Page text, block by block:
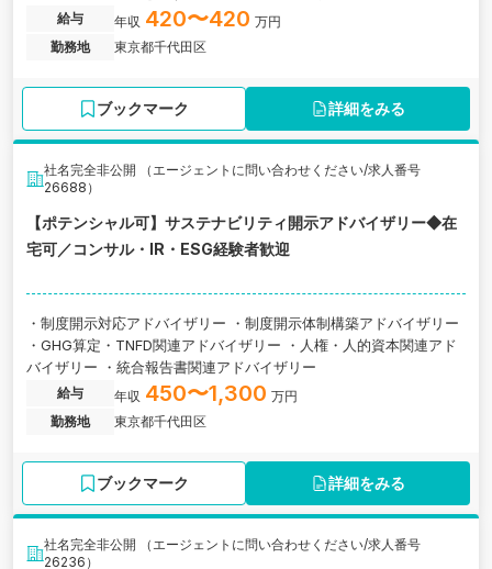
ム監査職(フロント業務)へのキャリアチェンジ実績あり
給与 年収 420〜420 万円
勤務地
東京都千代田区
ブックマーク 詳細をみる
社名完全非公開 （エージェントに問い合わせください/求人番号
26688）
【ポテンシャル可】サステナビリティ開示アドバイザリー◆在
宅可／コンサル・IR・ESG経験者歓迎
・制度開示対応アドバイザリー ・制度開示体制構築アドバイザリー
・GHG算定・TNFD関連アドバイザリー ・人権・人的資本関連アド
バイザリー ・統合報告書関連アドバイザリー
給与 年収 450〜1,300 万円
勤務地
東京都千代田区
ブックマーク 詳細をみる
社名完全非公開 （エージェントに問い合わせください/求人番号
26236）